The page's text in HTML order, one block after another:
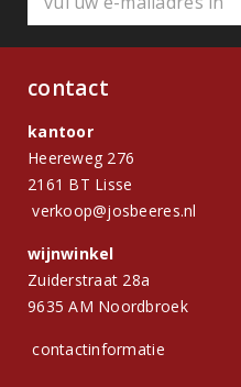
contact
kantoor
Heereweg 276
2161 BT Lisse
verkoop@josbeeres.nl
wijnwinkel
Zuiderstraat 28a
9635 AM Noordbroek
contactinformatie